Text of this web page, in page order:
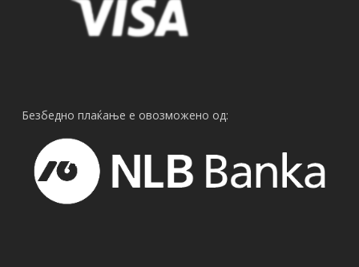
Безбедно плаќање е овозможено од: